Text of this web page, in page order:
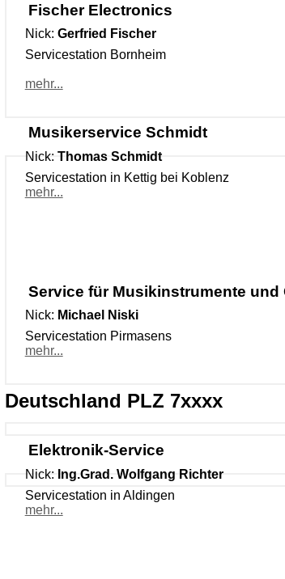
Fischer Electronics
Nick: Gerfried Fischer
Servicestation Bornheim
mehr...
Musikerservice Schmidt
Nick: Thomas Schmidt
Servicestation in Kettig bei Koblenz
mehr...
Service für Musikinstrumente
Nick: Michael Niski
Servicestation Pirmasens
mehr...
Deutschland PLZ 7xxxx
Elektronik-Service
Nick: Ing.Grad. Wolfgang Richter
Servicestation in Aldingen
mehr...